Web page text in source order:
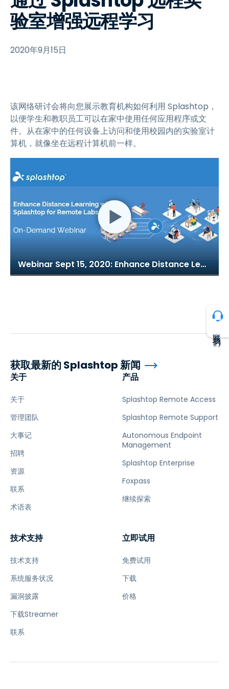
验室增强远程学习
2020年9月15日
该网络研讨会将向您展示教育机构如何利用 Splashtop，
以便学生和教职员工可以在家中使用任何应用程序或文
件。从在家中的任何设备上访问和使用校园内的实验室计
算机，就像坐在远程计算机前一样。
Webinar Sept 15, 2020: Enhance Distance Learning with Splashtop for Remote Labs
关于
关于
管理团队
大事记
招聘
资源
联系
术语表
产品
Splashtop Remote Access
Splashtop Remote Support
Autonomous Endpoint
Management
Splashtop Enterprise
Foxpass
继续探索
技术支持
技术支持
系统服务状况
漏洞披露
下载Streamer
联系
立即试用
免费试用
下载
价格
获取最新的 Splashtop 新闻